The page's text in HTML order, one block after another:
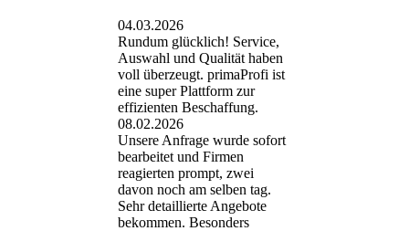
04.03.2026
Rundum glücklich! Service,
Auswahl und Qualität haben
voll überzeugt. primaProfi ist
eine super Plattform zur
effizienten Beschaffung.
08.02.2026
Unsere Anfrage wurde sofort
bearbeitet und Firmen
reagierten prompt, zwei
davon noch am selben tag.
Sehr detaillierte Angebote
bekommen. Besonders